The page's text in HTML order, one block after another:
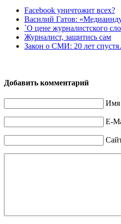
Facebook уничтожит всех?
Василий Гатов:
`О цене журналистского
Журналист, защитись сам
Закон о СМИ: 20 лет
Добавить комментарий
Имя
E-